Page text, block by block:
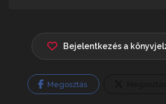
Bejelentkezés a
Megosztás